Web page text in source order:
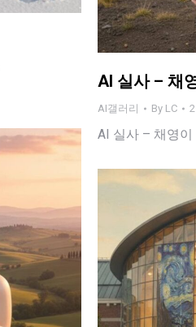
AI 실사 – 채
AI갤러리 By LC
AI 실사 – 채영이